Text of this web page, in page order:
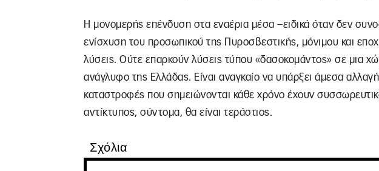
Η μονομερής επένδυση στα εναέρια μέσα –ειδικά όταν δεν
ενίσχυση του προσωπικού της Πυροσβεστικής, μόνιμου και
λύσεις. Ούτε επαρκούν λύσεις τύπου «δασοκομάντος» σε μια
ανάγλυφο της Ελλάδας. Είναι αναγκαίο να υπάρξει άμεσα
καταστροφές που σημειώνονται κάθε χρόνο έχουν
αντίκτυπος, σύντομα, θα είναι τεράστιος.
Σχόλια